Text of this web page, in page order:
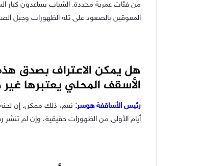
من فئات عمرية محددة. الشباب يساعدون كبار
المعوقين بالصعود على تلة الظهورات وجبل
هل يمكن الاعتراف بصدق
الأسقف المحلي يعتبرها
رئيس الأساقفة هوسر: نعم، ذلك ممكن. إن لجنة
أيام الأولى من الظهورات حقيقية، وإن لم تنشر